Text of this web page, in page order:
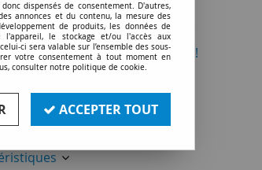
58w rouge (131297)
le premier à donner votre avis !
,90€TTC
dispensés de consentement. D'autres,
annonces et du contenu, la mesure des
de produits, les données de
le stockage et/ou l'accès aux
ci sera valable sur l’ensemble des sous-
votre consentement à tout moment en
consulter notre politique de cookie.
ACCEPTER TOUT